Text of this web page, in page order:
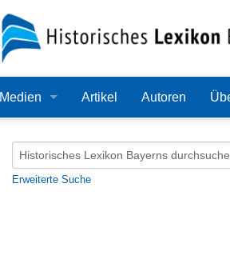
Medien
Audio
Artikel Autoren
Erweiterte Suche